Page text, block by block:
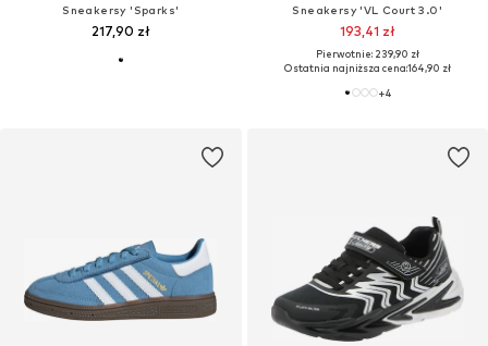
Sneakersy 'Sparks'
217,90 zł
Sneakersy 'VL Court 3.0'
193,41 zł
Pierwotnie: 239,90 zł
Ostatnia najniższa cena:164,90 zł
+4